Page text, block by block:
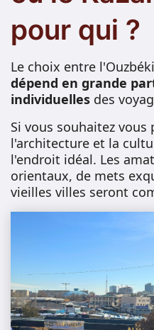
pour qui ?
Le choix entre
dépend en grande
individuelles des
Si vous souhaitez
l'architecture et la
l'endroit idéal. Les
orientaux, de mets
vieilles villes seront